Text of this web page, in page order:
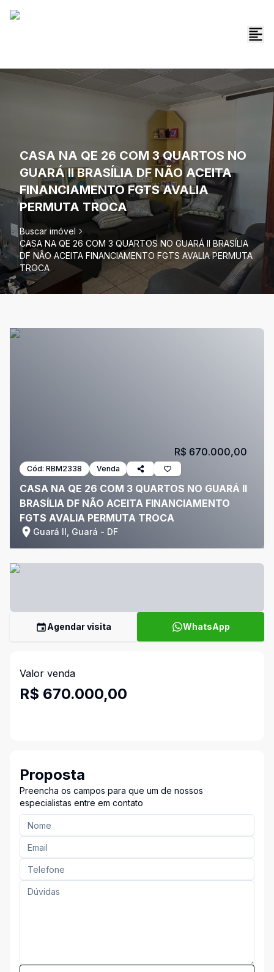
CASA NA QE 26 COM 3 QUARTOS NO
GUARÁ II BRASÍLIA DF NÃO ACEITA
FINANCIAMENTO FGTS AVALIA
PERMUTA TROCA
Buscar imóvel
CASA NA QE 26 COM 3 QUARTOS NO GUARÁ II BRASÍLIA
DF NÃO ACEITA FINANCIAMENTO FGTS AVALIA PERMUTA
TROCA
Cód: RBM2338 Venda
CASA NA QE 26 COM 3 QUARTOS NO GUARÁ II
BRASÍLIA DF NÃO ACEITA FINANCIAMENTO
FGTS AVALIA PERMUTA TROCA
Guará II, Guará - DF
R$ 670.000,00
Agendar visita WhatsApp
Valor venda
R$ 670.000,00
Proposta
Preencha os campos para que um de nossos
especialistas entre em contato